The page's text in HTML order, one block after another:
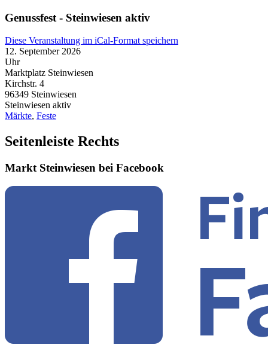
Genussfest - Steinwiesen aktiv
Diese Veranstaltung im iCal-Format speichern
12. September 2026
Uhr
Marktplatz Steinwiesen
Kirchstr. 4
96349 Steinwiesen
Steinwiesen aktiv
Märkte, Feste
Seitenleiste Rechts
Markt Steinwiesen bei Facebook